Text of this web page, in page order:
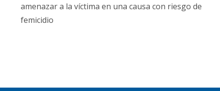
amenazar a la víctima en una causa con riesgo de
femicidio